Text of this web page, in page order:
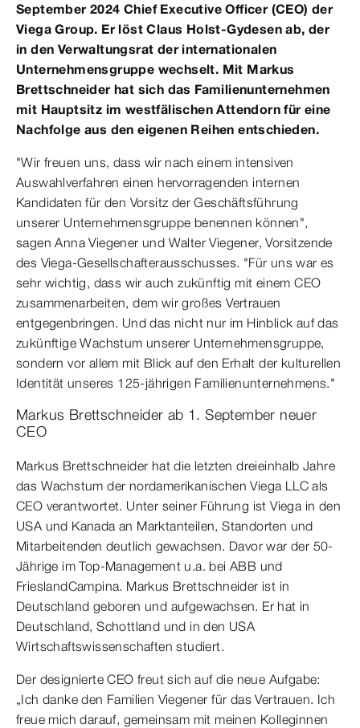
September 2024 Chief Executive Officer (CEO) der
Viega Group. Er löst Claus Holst-Gydesen ab, der
in den Verwaltungsrat der internationalen
Unternehmensgruppe wechselt. Mit Markus
Brettschneider hat sich das Familienunternehmen
mit Hauptsitz im westfälischen Attendorn für eine
Nachfolge aus den eigenen Reihen entschieden.
"Wir freuen uns, dass wir nach einem intensiven
Auswahlverfahren einen hervorragenden internen
Kandidaten für den Vorsitz der Geschäftsführung
unserer Unternehmensgruppe benennen können",
sagen Anna Viegener und Walter Viegener, Vorsitzende
des Viega-Gesellschafterausschusses. "Für uns war es
sehr wichtig, dass wir auch zukünftig mit einem CEO
zusammenarbeiten, dem wir großes Vertrauen
entgegenbringen. Und das nicht nur im Hinblick auf das
zukünftige Wachstum unserer Unternehmensgruppe,
sondern vor allem mit Blick auf den Erhalt der kulturellen
Identität unseres 125-jährigen Familienunternehmens."
Markus Brettschneider ab 1. September neuer
CEO
Markus Brettschneider hat die letzten dreieinhalb Jahre
das Wachstum der nordamerikanischen Viega LLC als
CEO verantwortet. Unter seiner Führung ist Viega in den
USA und Kanada an Marktanteilen, Standorten und
Mitarbeitenden deutlich gewachsen. Davor war der 50-
Jährige im Top-Management u.a. bei ABB und
FrieslandCampina. Markus Brettschneider ist in
Deutschland geboren und aufgewachsen. Er hat in
Deutschland, Schottland und in den USA
Wirtschaftswissenschaften studiert.
Der designierte CEO freut sich auf die neue Aufgabe:
„Ich danke den Familien Viegener für das Vertrauen. Ich
freue mich darauf, gemeinsam mit meinen Kolleginnen